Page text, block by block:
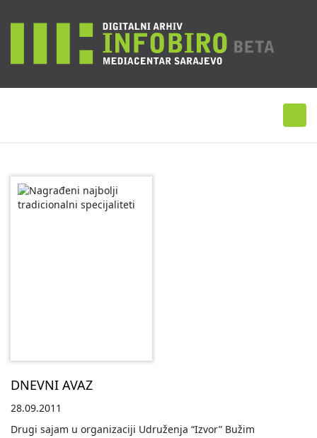
DNEVNI AVAZ
28.09.2011
Drugi sajam u organizaciji Udruženja “Izvor” Bužim